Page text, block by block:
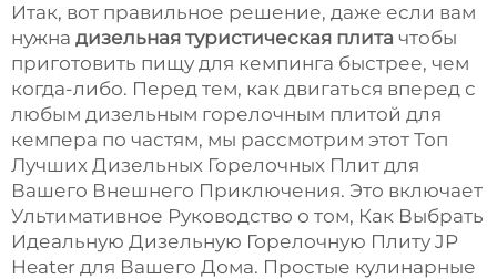
Итак, вот правильное решение, даже если вам
нужна дизельная туристическая плита чтобы
приготовить пищу для кемпинга быстрее, чем
когда-либо. Перед тем, как двигаться вперед с
любым дизельным горелочным плитой для
кемпера по частям, мы рассмотрим этот Топ
Лучших Дизельных Горелочных Плит для
Вашего Внешнего Приключения. Это включает
Ультимативное Руководство о том, Как Выбрать
Идеальную Дизельную Горелочную Плиту JP
Heater для Вашего Дома. Простые кулинарные